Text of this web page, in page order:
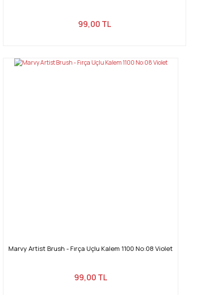
99,00 TL
Marvy Artist Brush - Fırça Uçlu Kalem 1100 No:08 Violet
99,00 TL